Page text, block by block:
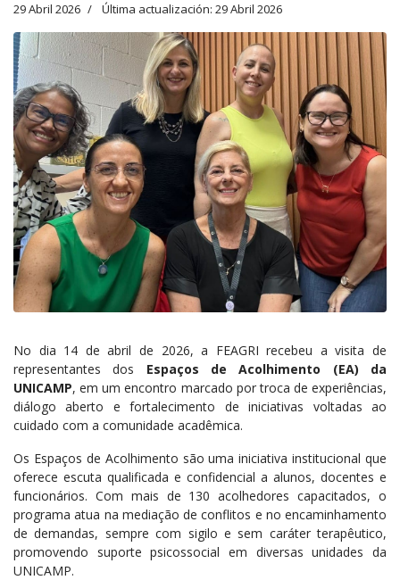
29 Abril 2026 Última actualización: 29 Abril 2026
No dia 14 de abril de 2026, a FEAGRI recebeu a visita de
representantes dos Espaços de Acolhimento (EA) da
UNICAMP, em um encontro marcado por troca de experiências,
diálogo aberto e fortalecimento de iniciativas voltadas ao
cuidado com a comunidade acadêmica.
Os Espaços de Acolhimento são uma iniciativa institucional que
oferece escuta qualificada e confidencial a alunos, docentes e
funcionários. Com mais de 130 acolhedores capacitados, o
programa atua na mediação de conflitos e no encaminhamento
de demandas, sempre com sigilo e sem caráter terapêutico,
promovendo suporte psicossocial em diversas unidades da
UNICAMP.